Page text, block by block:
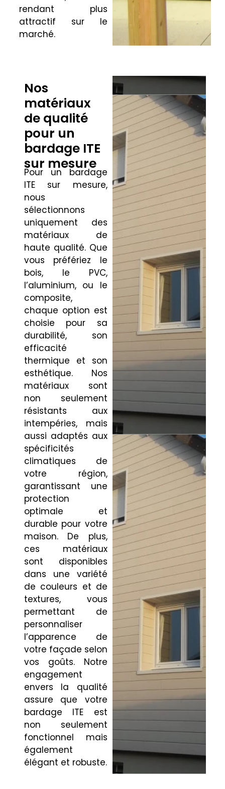
rendant plus
attractif sur le
marché.
Nos
matériaux
de qualité
pour un
bardage ITE
sur mesure
Pour un bardage
ITE sur mesure,
nous
sélectionnons
uniquement des
matériaux de
haute qualité. Que
vous préfériez le
bois, le PVC,
l’aluminium, ou le
composite,
chaque option est
choisie pour sa
durabilité, son
efficacité
thermique et son
esthétique. Nos
matériaux sont
non seulement
résistants aux
intempéries, mais
aussi adaptés aux
spécificités
climatiques de
votre région,
garantissant une
protection
optimale et
durable pour votre
maison. De plus,
ces matériaux
sont disponibles
dans une variété
de couleurs et de
textures, vous
permettant de
personnaliser
l’apparence de
votre façade selon
vos goûts. Notre
engagement
envers la qualité
assure que votre
bardage ITE est
non seulement
fonctionnel mais
également
élégant et robuste.